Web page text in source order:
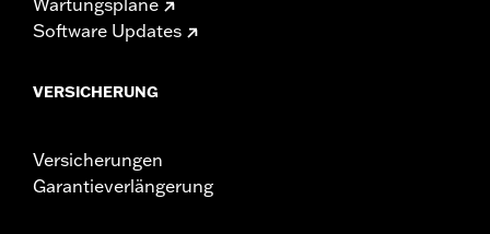
Software Updates
VERSICHERUNG
Versicherungen
Garantieverlängerung